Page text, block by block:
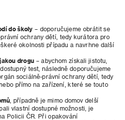
do školy – doporučujeme obrátit se
ochrany dětí, tedy kurátora pro
okolnosti případu a navrhne další
drogu– abychom získali jistotu,
test, následně doporučujeme
sociálně-právní ochrany dětí, tedy
přímo na zařízení, které se touto
, případně je mimo domov delší
vlastní dostupné možnosti, je
Policii ČR. Při opakování